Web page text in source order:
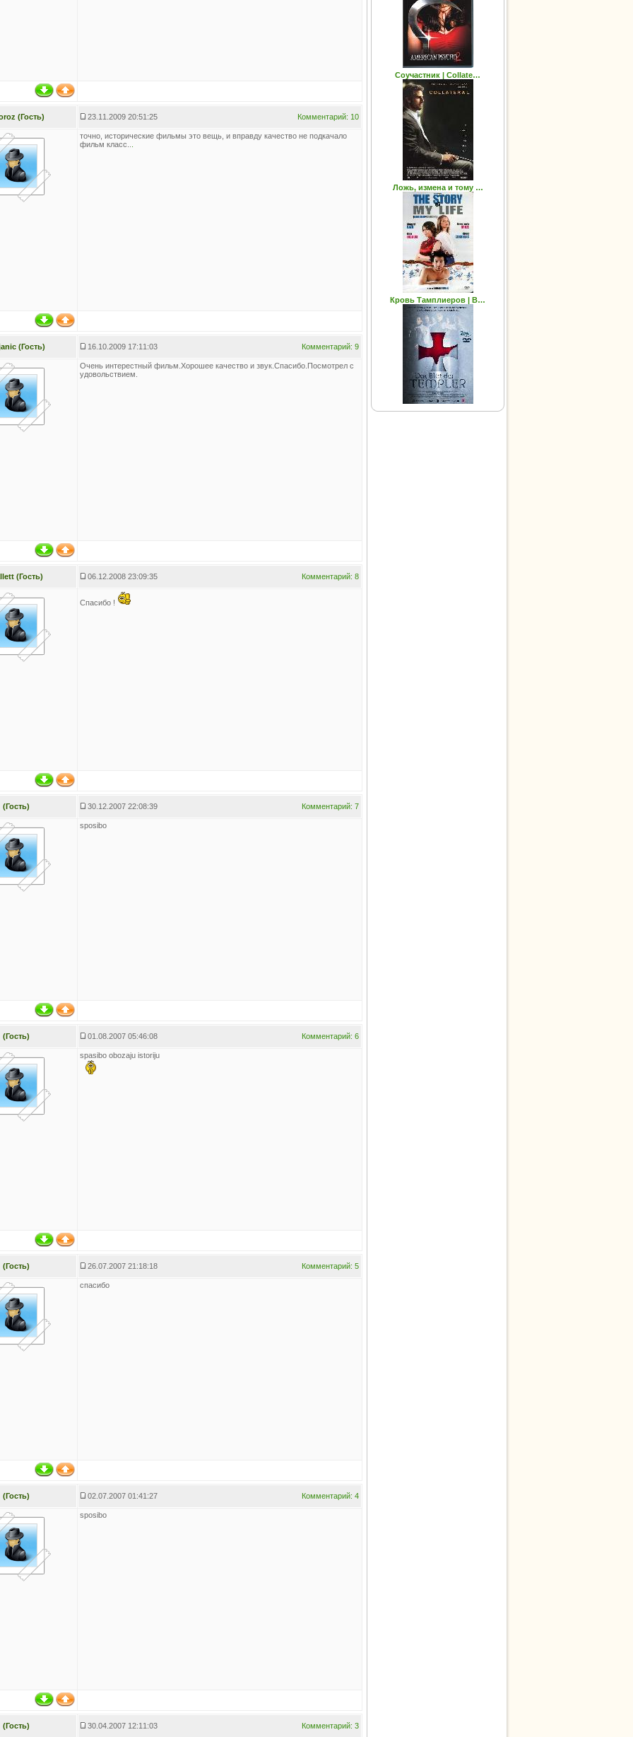
(Гость) 23.11.2009 20:51:25 Комментарий: 10
точно, исторические фильмы это вещь, и вправду качество не подкачало
фильм класс..
(Гость) 16.10.2009 17:11:03 Комментарий: 9
Очень интерестный фильм.Хорошее качество и звук.Спасибо.Посмотрел с
удовольствием.
(Гость) 06.12.2008 23:09:35 Комментарий: 8
Спасибо !
(Гость) 30.12.2007 22:08:39 Комментарий: 7
sposibo
(Гость) 01.08.2007 05:46:08 Комментарий: 6
spasibo obozaju istoriju
(Гость) 26.07.2007 21:18:18 Комментарий: 5
спасибо
(Гость) 02.07.2007 01:41:27 Комментарий: 4
sposibo
(Гость) 30.04.2007 12:11:03 Комментарий: 3
Соучастник | Collate…
Ложь, измена и тому …
Кровь Тамплиеров | B…